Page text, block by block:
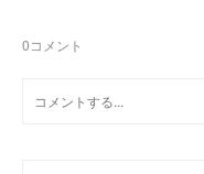
0コメント